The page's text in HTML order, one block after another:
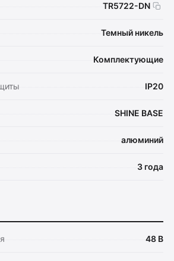
TR5722-DN
Темный никель
Комплектующие
IP20
SHINE BASE
алюминий
3 года
48 В